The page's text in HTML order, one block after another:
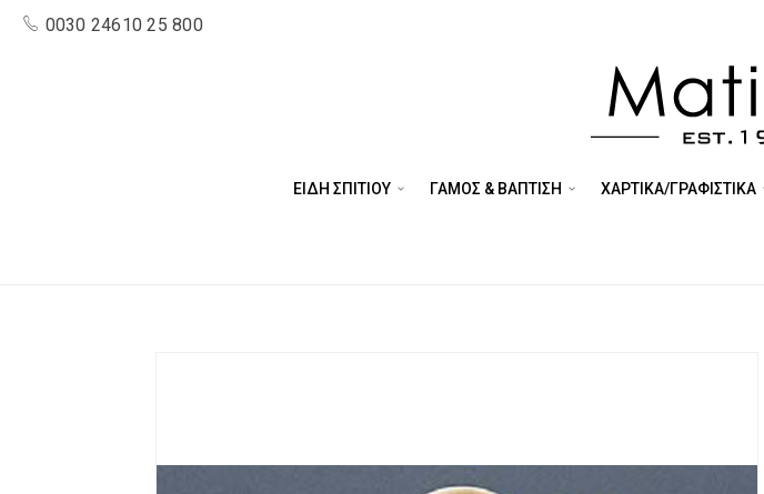
0030 24610 25 800
ΕΙΔΗ ΣΠΙΤΙΟΥ ΓΑΜΟΣ & ΒΑΠΤΙΣΗ ΧΑΡΤΙΚΑ/ΓΡΑΦΙΣΤΙΚΑ